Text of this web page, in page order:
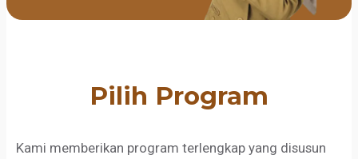
Pilih Program
Kami memberikan program terlengkap yang disusun